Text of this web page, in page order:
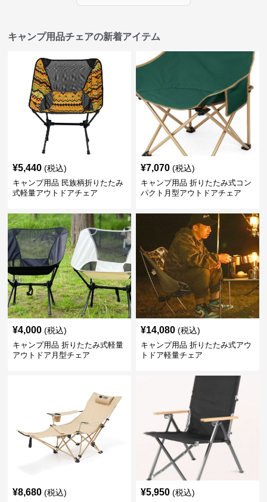
キャンプ用品チェアの新着アイテム
¥5,440 (税込)
キャンプ用品 民族柄折りたたみ
式軽量アウトドアチェア
¥7,070 (税込)
キャンプ用品 折りたたみ式コン
パクト月型アウトドアチェア
¥4,000 (税込)
キャンプ用品 折りたたみ式軽量
アウトドア月型チェア
¥14,080 (税込)
キャンプ用品 折りたたみ式アウ
トドア軽量チェア
¥8,680 (税込) ¥5,950 (税込)